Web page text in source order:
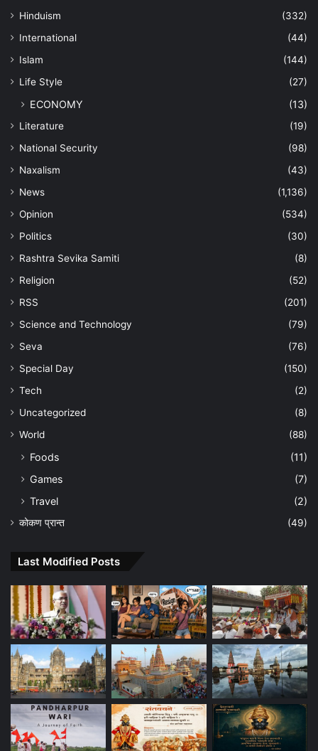
Hinduism
(332)
International
(44)
Islam
(144)
Life Style
(27)
ECONOMY (13)
Literature
(19)
National Security
(98)
Naxalism
(43)
News
(1,136)
Opinion
(534)
Politics
(30)
Rashtra Sevika Samiti
(8)
Religion
(52)
RSS
(201)
Science and Technology
(79)
Seva
(76)
Special Day
(150)
Tech
(2)
Uncategorized
(8)
World
(88)
Foods
(11)
Games
(7)
Travel
(2)
कोकण प्रान्त (49)
Last Modified Posts